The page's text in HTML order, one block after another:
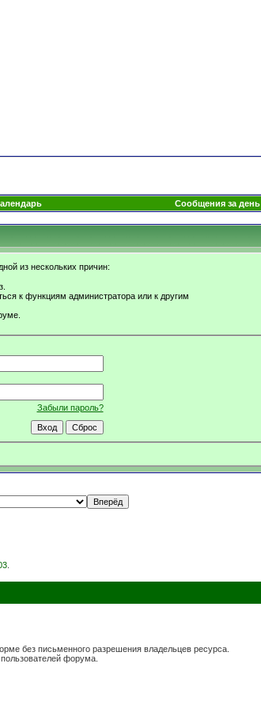
Сообщения за день
из нескольких причин:
к функциям администратора или к другим
Забыли пароль?
.
без письменного разрешения владельцев ресурса.
форума.